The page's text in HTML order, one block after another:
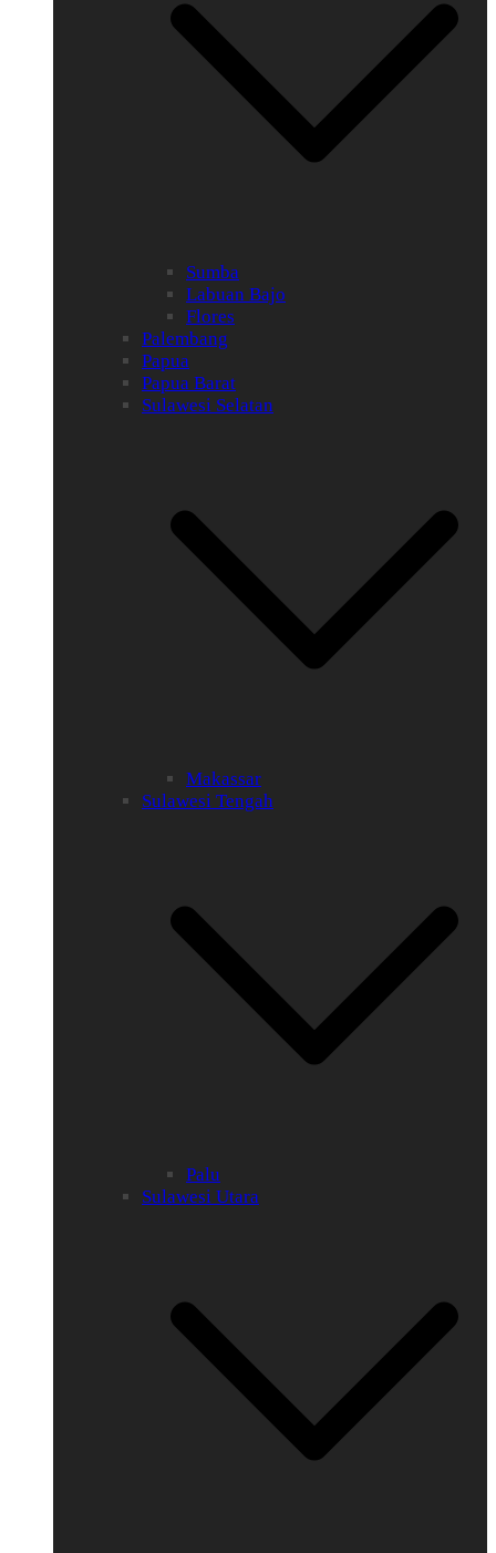
Sumba
Labuan Bajo
Flores
Palembang
Papua
Papua Barat
Sulawesi Selatan
Makassar
Sulawesi Tengah
Palu
Sulawesi Utara